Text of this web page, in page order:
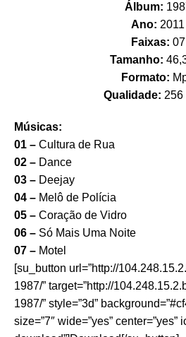
Álbum:
Ano: 2011
Faixas: 07
Tamanho:
Formato:
Qualidade: 256
Músicas:
01 – Cultura de Rua
02 – Dance
03 – Deejay
04 – Melô de Polícia
05 – Coração de Vidro
06 – Só Mais Uma Noite
07 – Motel
[su_button url=”http://
1987/” target=”http://
1987/” style=”3d”
size=”7″ wide=”yes” center=”yes”